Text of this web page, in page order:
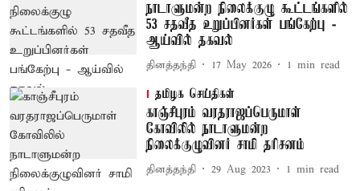
நாடாளுமன்ற நிலைக்குழு கூட்டங்களில்
53 சதவீத உறுப்பினர்கள் பங்கேற்பு -
ஆய்வில் தகவல்
தினத்தந்தி 17 May 2026 1 min read
தமிழக செய்திகள்
காஞ்சீபுரம் வரதராஜப்பெருமாள்
கோவிலில் நாடாளுமன்ற
நிலைக்குழுவினர் சாமி தரிசனம்
தினத்தந்தி 29 Aug 2023 1 min read